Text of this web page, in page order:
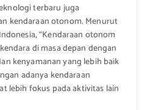
terbaru juga
kendaraan otonom. Menurut
“Kendaraan otonom
di masa depan dengan
kenyamanan yang lebih baik
adanya kendaraan
lebih fokus pada aktivitas lain